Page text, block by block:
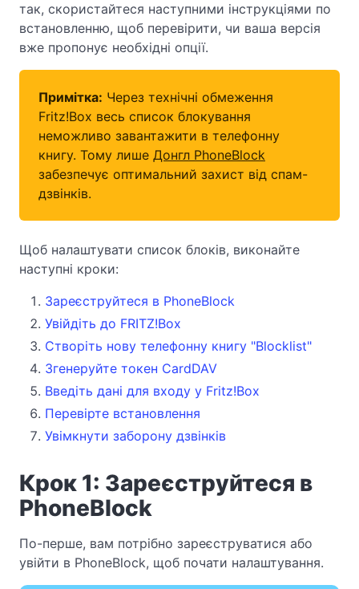
так, скористайтеся наступними інструкціями по
встановленню, щоб перевірити, чи ваша версія
вже пропонує необхідні опції.
Примітка: Через технічні обмеження
Fritz!Box весь список блокування
неможливо завантажити в телефонну
книгу. Тому лише Донгл PhoneBlock
забезпечує оптимальний захист від спам-
дзвінків.
Щоб налаштувати список блоків, виконайте
наступні кроки:
Зареєструйтеся в PhoneBlock
Увійдіть до FRITZ!Box
Створіть нову телефонну книгу "Blocklist"
Згенеруйте токен CardDAV
Введіть дані для входу у Fritz!Box
Перевірте встановлення
Увімкнути заборону дзвінків
Крок 1: Зареєструйтеся в
PhoneBlock
По-перше, вам потрібно зареєструватися або
увійти в PhoneBlock, щоб почати налаштування.